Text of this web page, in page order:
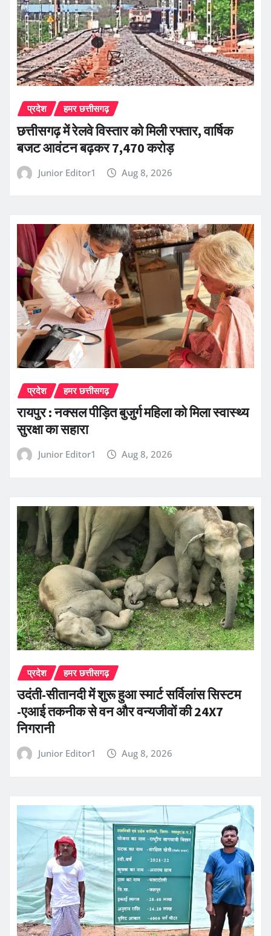
प्रदेश हमर छत्तीसगढ़
छत्तीसगढ़ में रेलवे विस्तार को मिली रफ्तार, वार्षिक
बजट आवंटन बढ़कर 7,470 करोड़
Junior Editor1 Aug 8, 2026
प्रदेश हमर छत्तीसगढ़
रायपुर : नक्सल पीड़ित बुजुर्ग महिला को मिला स्वास्थ्य
सुरक्षा का सहारा
Junior Editor1 Aug 8, 2026
प्रदेश हमर छत्तीसगढ़
उदंती-सीतानदी में शुरू हुआ स्मार्ट सर्विलांस सिस्टम
-एआई तकनीक से वन और वन्यजीवों की 24X7
निगरानी
Junior Editor1 Aug 8, 2026